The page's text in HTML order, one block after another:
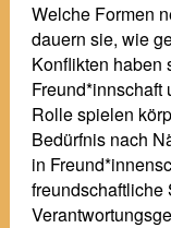
Welche Formen
dauern sie, wie
Konflikten haben
Freund*innschaft
Rolle spielen
Bedürfnis nach
in
freundschaftliche